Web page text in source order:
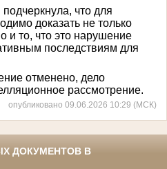
что для
доказать не только
и то, что это нарушение
последствиям для
отменено, дело
рассмотрение.
опубликовано 09.06.2026 10:29 (МСК)
ДОКУМЕНТОВ В